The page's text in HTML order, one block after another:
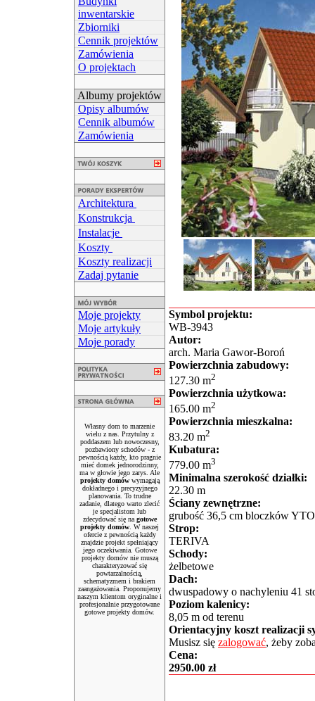
inwentarskie
Zbiorniki
Cennik projektów
Zamówienia
O projektach
Albumy projektów
Opisy albumów
Cennik albumów
Zamówienia
Architektura
Konstrukcja
Instalacje
Koszty
Koszty realizacji
Zadaj pytanie
Moje projekty
Moje artykuły
Moje porady
Własny dom to marzenie
wielu z nas. Przytulny z
poddaszem lub nowoczesny,
pozbawiony schodów - z
pewnością każdy, kto pragnie
mieć domek jednorodzinny,
ma w głowie jego zarys. Ale
projekty domówwymagają
dokładnego i precyzyjnego
planowania. To trudne
zadanie, dlatego warto zlecić
je specjalistom lub
zdecydować się na gotowe
projekty domów . W naszej
ofercie z pewnością każdy
znajdzie projekt spełniający
jego oczekiwania. Gotowe
projekty domów nie muszą
charakteryzować się
powtarzalnością,
schematyzmem i brakiem
zaangażowania. Proponujemy
naszym klientom oryginalne i
profesjonalnie przygotowane
gotowe projekty domów.
Symbol projektu:
WB-3943
Autor:
arch. Maria Gawor-Boroń
Powierzchnia zabudowy:
127.30 m2
Powierzchnia użytkowa:
165.00 m2
Powierzchnia mieszkalna:
83.20 m2
Kubatura:
779.00 m3
Minimalna szerokość działki:
22.30 m
Ściany zewnętrzne:
grubość 36,5 cm bloczków
Strop:
TERIVA
Schody:
żelbetowe
Dach:
dwuspadowy o nachyleniu 41
Poziom kalenicy:
8,05 m od terenu
Orientacyjny koszt realizacji
Musisz się zalogować, żeby
Cena:
2950.00 zł